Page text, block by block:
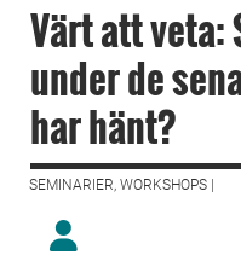
Värt att veta:
under de
har hänt?
SEMINARIER, WORKSHOPS |